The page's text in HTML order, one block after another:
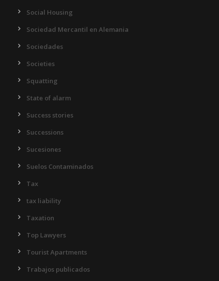
Social Housing
Sociedad Mercantil en Alemania
Sociedades
Societies
Squatting
State of alarm
Success stories
Successions
Sucesiones
Suelos Contaminados
Tax
tax liability
Taxation
Top Lawyers
Tourist Apartments
Trabajos publicados